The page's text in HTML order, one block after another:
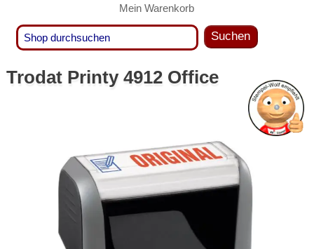
Mein Warenkorb
Suchen
Trodat Printy 4912 Office